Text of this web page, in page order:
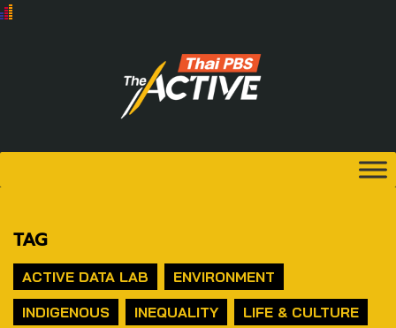
TAG
ACTIVE DATA LAB
ENVIRONMENT
INDIGENOUS
INEQUALITY
LIFE & CULTURE